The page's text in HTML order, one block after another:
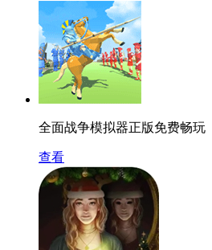
全面战争模拟器正版免费畅玩
查看